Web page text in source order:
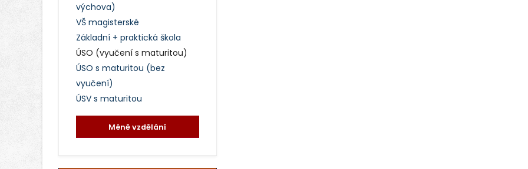
výchova)
VŠ magisterské
Základní + praktická škola
ÚSO (vyučení s maturitou)
ÚSO s maturitou (bez
vyučení)
ÚSV s maturitou
Méně vzdělání